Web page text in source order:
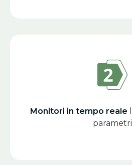
Monitori in tempo reale
parametri